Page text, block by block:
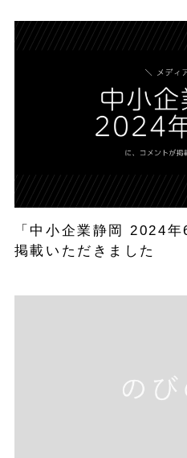
「中小企業静岡 2024
掲載いただきました